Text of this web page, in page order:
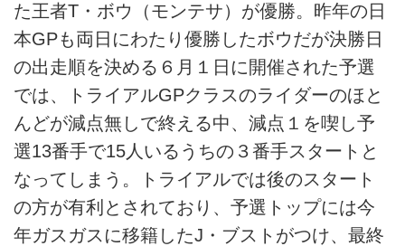
た王者T・ボウ（モンテサ）が優勝。昨年の日
本GPも両日にわたり優勝したボウだが決勝日
の出走順を決める６月１日に開催された予選
では、トライアルGPクラスのライダーのほと
んどが減点無しで終える中、減点１を喫し予
選13番手で15人いるうちの３番手スタートと
なってしまう。トライアルでは後のスタート
の方が有利とされており、予選トップには今
年ガスガスに移籍したJ・ブストがつけ、最終